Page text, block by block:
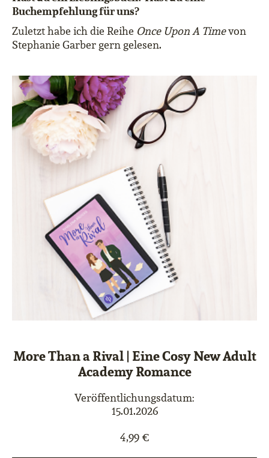
More Than a Rival | Eine Cosy New Adult
Academy Romance
Veröffentlichungsdatum:
15.01.2026
4,99 €
Buchempfehlung für uns?
Zuletzt habe ich die Reihe Once Upon A Timevon
Stephanie Garber gern gelesen.